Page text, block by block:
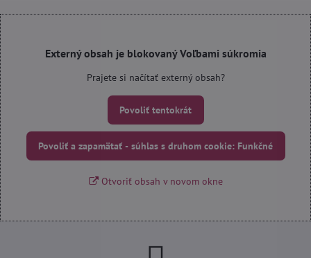
Externý obsah je blokovaný Voľbami súkromia
Prajete si načítať externý obsah?
Povoliť tentokrát
Povoliť a zapamätať - súhlas s druhom cookie: Funkčné
Otvoriť obsah v novom okne